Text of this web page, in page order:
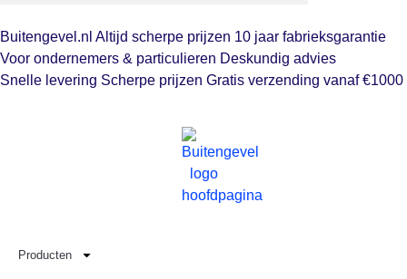
Buitengevel.nl Altijd scherpe prijzen 10 jaar fabrieksgarantie
Voor ondernemers & particulieren Deskundig advies
Snelle levering Scherpe prijzen Gratis verzending vanaf €1000
Producten